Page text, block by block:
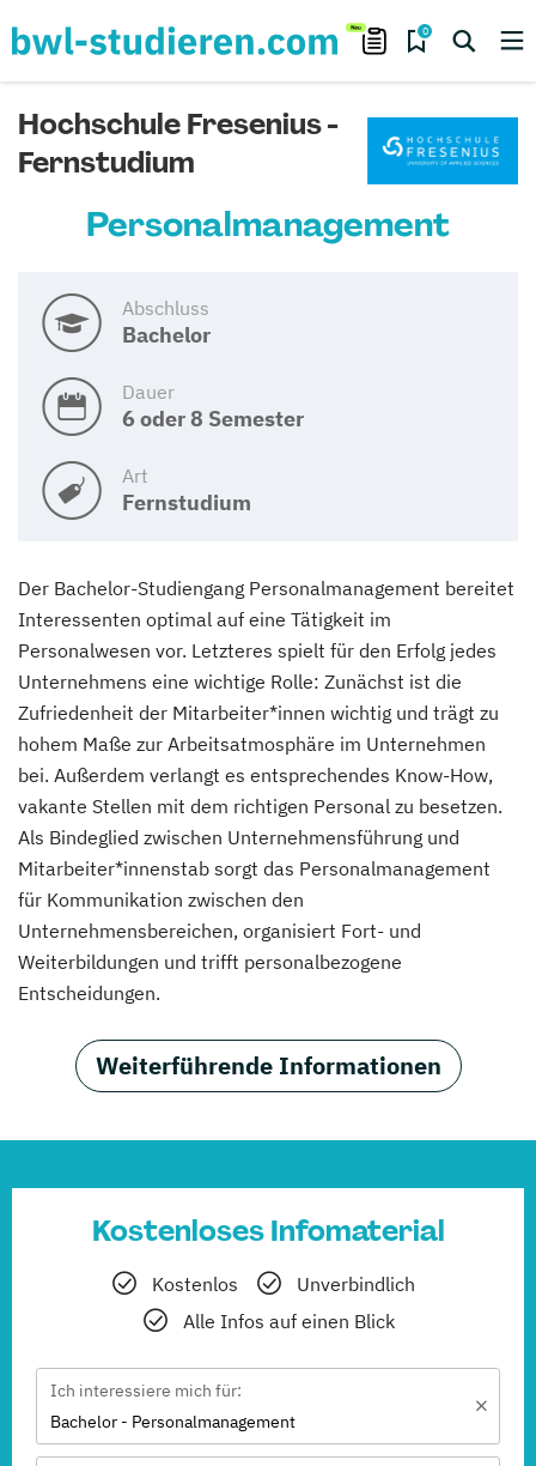
0
Hochschule Fresenius -
Fernstudium
Personalmanagement
Abschluss
Bachelor
Dauer
6 oder 8 Semester
Art
Fernstudium
Der Bachelor-Studiengang Personalmanagement bereitet
Interessenten optimal auf eine Tätigkeit im
Personalwesen vor. Letzteres spielt für den Erfolg jedes
Unternehmens eine wichtige Rolle: Zunächst ist die
Zufriedenheit der Mitarbeiter*innen wichtig und trägt zu
hohem Maße zur Arbeitsatmosphäre im Unternehmen
bei. Außerdem verlangt es entsprechendes Know-How,
vakante Stellen mit dem richtigen Personal zu besetzen.
Als Bindeglied zwischen Unternehmensführung und
Mitarbeiter*innenstab sorgt das Personalmanagement
für Kommunikation zwischen den
Unternehmensbereichen, organisiert Fort- und
Weiterbildungen und trifft personalbezogene
Entscheidungen.
Weiterführende Informationen
Kostenloses Infomaterial
Kostenlos
Unverbindlich
Alle Infos auf einen Blick
Ich interessiere mich für:
Bachelor - Personalmanagement